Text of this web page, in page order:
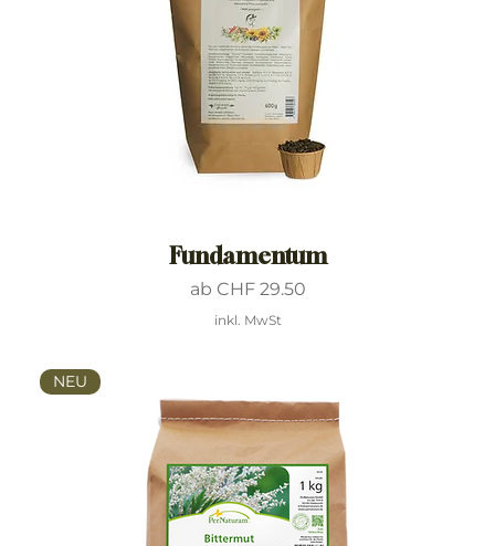
Fundamentum
ab CHF 29.50
Sale-Preis
inkl. MwSt
NEU